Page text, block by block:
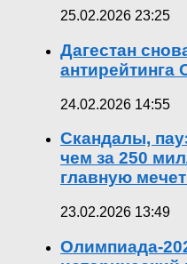
25.02.2026 23:25
Дагестан
24.02.2026 14:55
Скандалы,
чем за 250
главную
23.02.2026 13:49
Олимпиада-